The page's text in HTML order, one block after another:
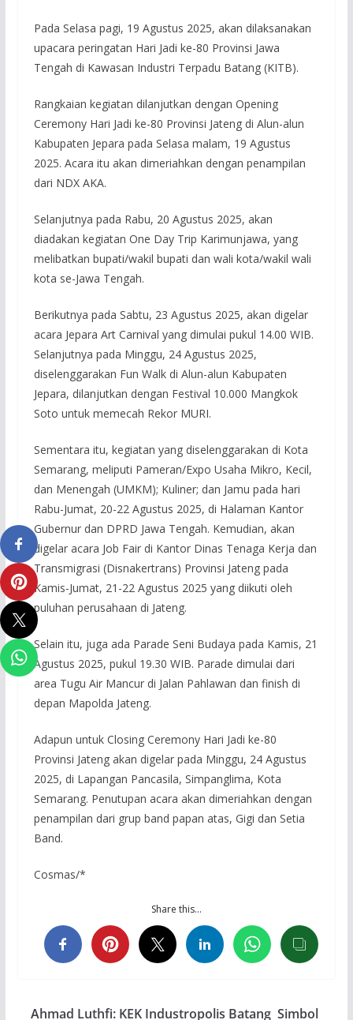
Pada Selasa pagi, 19 Agustus 2025, akan dilaksanakan
upacara peringatan Hari Jadi ke-80 Provinsi Jawa
Tengah di Kawasan Industri Terpadu Batang (KITB).
Rangkaian kegiatan dilanjutkan dengan Opening
Ceremony Hari Jadi ke-80 Provinsi Jateng di Alun-alun
Kabupaten Jepara pada Selasa malam, 19 Agustus
2025. Acara itu akan dimeriahkan dengan penampilan
dari NDX AKA.
Selanjutnya pada Rabu, 20 Agustus 2025, akan
diadakan kegiatan One Day Trip Karimunjawa, yang
melibatkan bupati/wakil bupati dan wali kota/wakil wali
kota se-Jawa Tengah.
Berikutnya pada Sabtu, 23 Agustus 2025, akan digelar
acara Jepara Art Carnival yang dimulai pukul 14.00 WIB.
Selanjutnya pada Minggu, 24 Agustus 2025,
diselenggarakan Fun Walk di Alun-alun Kabupaten
Jepara, dilanjutkan dengan Festival 10.000 Mangkok
Soto untuk memecah Rekor MURI.
Sementara itu, kegiatan yang diselenggarakan di Kota
Semarang, meliputi Pameran/Expo Usaha Mikro, Kecil,
dan Menengah (UMKM); Kuliner; dan Jamu pada hari
Rabu-Jumat, 20-22 Agustus 2025, di Halaman Kantor
Gubernur dan DPRD Jawa Tengah. Kemudian, akan
digelar acara Job Fair di Kantor Dinas Tenaga Kerja dan
Transmigrasi (Disnakertrans) Provinsi Jateng pada
Kamis-Jumat, 21-22 Agustus 2025 yang diikuti oleh
puluhan perusahaan di Jateng.
Selain itu, juga ada Parade Seni Budaya pada Kamis, 21
Agustus 2025, pukul 19.30 WIB. Parade dimulai dari
area Tugu Air Mancur di Jalan Pahlawan dan finish di
depan Mapolda Jateng.
Adapun untuk Closing Ceremony Hari Jadi ke-80
Provinsi Jateng akan digelar pada Minggu, 24 Agustus
2025, di Lapangan Pancasila, Simpanglima, Kota
Semarang. Penutupan acara akan dimeriahkan dengan
penampilan dari grup band papan atas, Gigi dan Setia
Band.
Cosmas/*
Share this…
Ahmad Luthfi: KEK Industropolis Batang Simbol